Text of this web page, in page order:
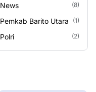
News (8)
Pemkab Barito Utara (1)
Polri (2)